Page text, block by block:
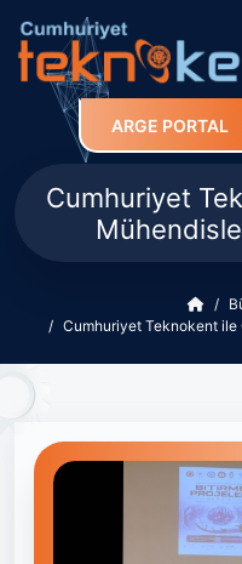
ARGE PORTAL
Cumhuriyet
Cumhuriyet Teknokent ile